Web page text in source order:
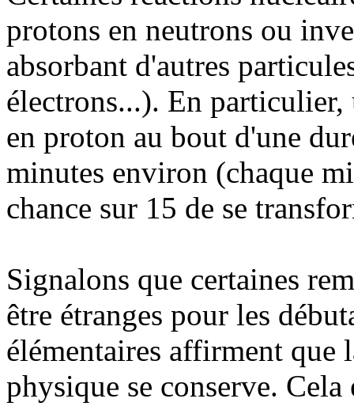
protons en neutrons ou
absorbant d'autres
électrons...). En
en proton au bout d'une
minutes environ (chaque
chance sur 15 de se
Signalons que certaines
être étranges pour les
élémentaires affirment que
physique se conserve.